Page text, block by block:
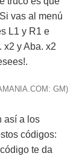
vas al menú
L1 y R1 e
x2 y Aba. x2
GM)
así a los
códigos:
te da